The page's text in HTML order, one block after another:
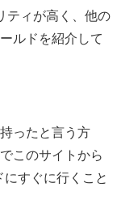
ティが高く、他の
ルドを紹介して
ったと言う方
でこのサイトから
すぐに行くこと